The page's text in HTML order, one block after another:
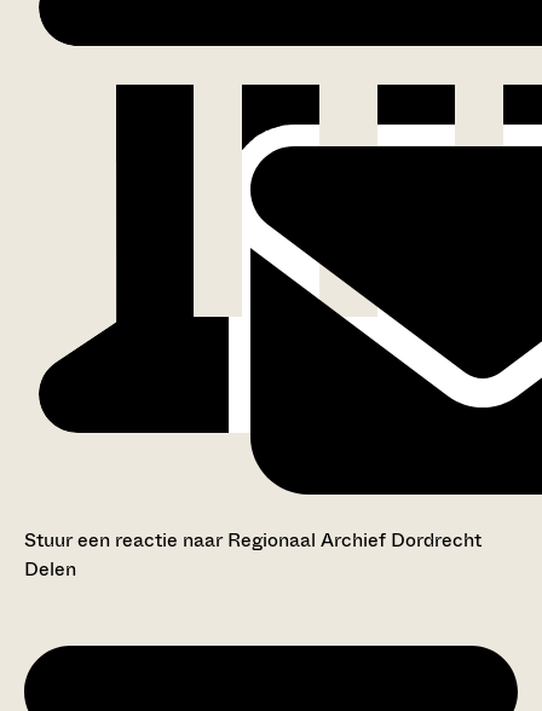
Stuur een reactie naar Regionaal Archief Dordrecht
Delen